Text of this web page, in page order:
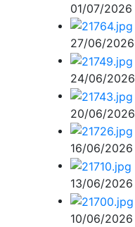
01/07/2026
27/06/2026
24/06/2026
20/06/2026
16/06/2026
13/06/2026
10/06/2026